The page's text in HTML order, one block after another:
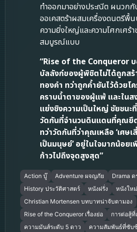
ทำออกมาอย่างประณีต ผนวก
ออเคสตร้าผสมเครื่องดนตรีพื้
ความยิ่งใหญ่และความโศกเศร้
สมบูรณ์แบบ
“Rise of the Conqueror บ
บัลลังก์ของผู้พิชิตไม่ได้ถูกสร้
ทองคำ ทว่าถูกค้ำยันไว้ด้วยโ
คราบน้ำตาของผู้แพ้ และในส
แย่งชิงความเป็นใหญ่ ชัยชนะ
วัดกันที่จำนวนดินแดนที่คุณยึ
ทว่าวัดกันที่ว่าคุณเหลือ ‘เศษ
เป็นมนุษย์’ อยู่ในใจมากน้อยเ
ก้าวไปถึงจุดสูงสุด”
Action บู๊ Adventure ผจญภัย
Drama ด
History ประวัติศาสตร์
หนังฝรั่ง
หนังใหม่
Christian Mortensen บทบาทน่าจับตามอง
Rise of the Conqueror เรื่องย่อ
การต่อสู้
ความมันส์ระดับ 5 ดาว
ความสัมพันธ์ที่ซับ